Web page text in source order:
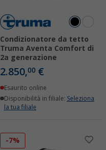
Condizionatore da tetto
Truma Aventa Comfort di
2a generazione
2.850,00 €
Esaurito online
Disponibilità in filiale: Seleziona
la tua filiale
-7%